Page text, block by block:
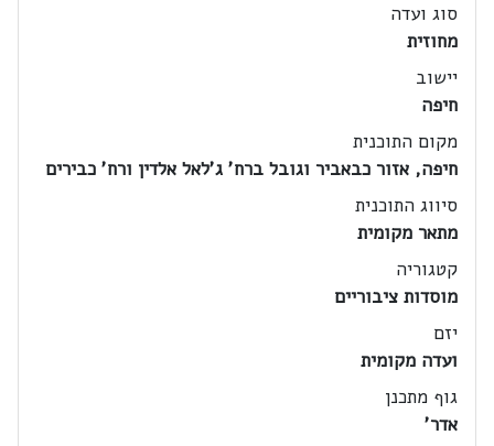
סוג ועדה
מחוזית
יישוב
חיפה
מקום התוכנית
חיפה, אזור כבאביר וגובל ברח' ג'לאל אלדין ורח' כבירים
סיווג התוכנית
מתאר מקומית
קטגוריה
מוסדות ציבוריים
יזם
ועדה מקומית
גוף מתכנן
אדר'